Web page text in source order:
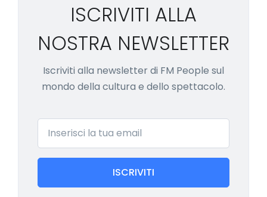
ISCRIVITI ALLA
NOSTRA NEWSLETTER
Iscriviti alla newsletter di FM People sul
mondo della cultura e dello spettacolo.
Email
ISCRIVITI